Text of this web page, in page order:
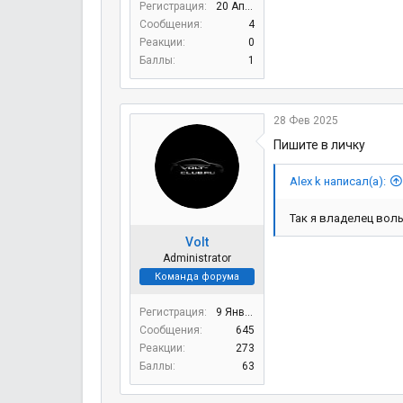
Регистрация
20 Апр 2023
Сообщения
4
Реакции
0
Баллы
1
Volt
Administrator
Команда форума
Регистрация
9 Янв 2020
Сообщения
645
Реакции
273
Баллы
63
28 Фев 2025
Пишите в личку
Alex k написал(а):
Так я владелец